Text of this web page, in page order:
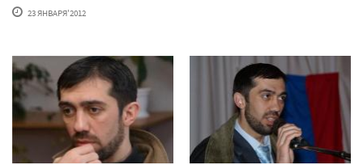
23 ЯНВАРЯ'2012